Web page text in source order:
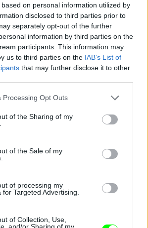
on personal information utilized by
disclosed to third parties prior to
separately opt-out of the further
information by third parties on the
participants. This information may
us to third parties on the IAB’s List of
that may further disclose it to other
website/app uses one or more Google
or usage behaviour. You may click to
to Google and its third-party tags to
specified purposes in below Google
Processing Opt Outs
of the Sharing of my
of the Sale of my
of processing my
Targeted Advertising.
of Collection, Use,
and/or Sharing of my
és fotós Damu felé fordult
/ Velvet #13
Jön még kép!